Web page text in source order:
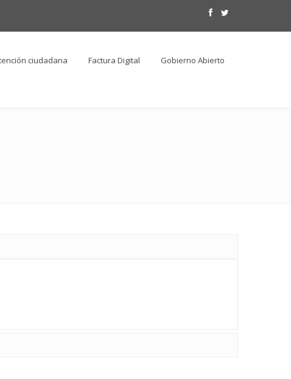
ciudadana Factura Digital Gobierno Abierto